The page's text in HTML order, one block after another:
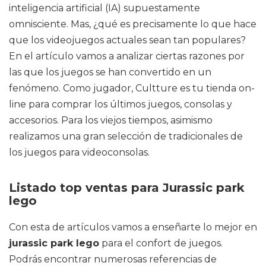
inteligencia artificial (IA) supuestamente
omnisciente. Mas, ¿qué es precisamente lo que hace
que los videojuegos actuales sean tan populares?
En el artículo vamos a analizar ciertas razones por
las que los juegos se han convertido en un
fenómeno. Como jugador, Cultture es tu tienda on-
line para comprar los últimos juegos, consolas y
accesorios. Para los viejos tiempos, asimismo
realizamos una gran selección de tradicionales de
los juegos para videoconsolas.
Listado top ventas para Jurassic park
lego
Con esta de artículos vamos a enseñarte lo mejor en
jurassic park lego para el confort de juegos.
Podrás encontrar numerosas referencias de